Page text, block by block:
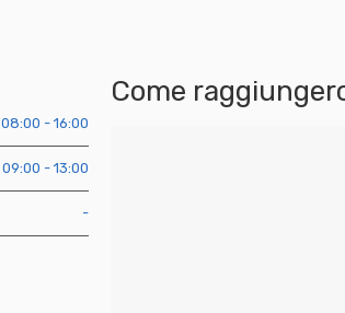
08:00 - 16:00
09:00 - 13:00
-
Come